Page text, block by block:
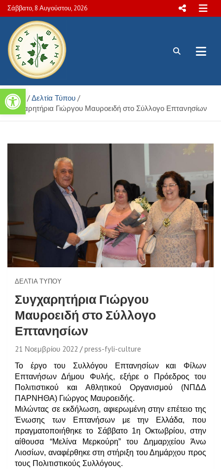
Ανοίξτε τη γραμμή εργαλείων
Skip
to
content
Σάββατο, 8 Αυγούστου, 2026
Πολιτιστικές και Aθλητικές
δραστηριότητες Δήμου Φυλής
Home
Δελτία Τύπου
Συγχαρητήρια Γιώργου Μαυροειδή στο Σύλλογο Επτανησίων
ΔΕΛΤΊΑ ΤΎΠΟΥ
Συγχαρητήρια Γιώργου
Μαυροειδή στο Σύλλογο
Επτανησίων
21 Νοεμβρίου 2022 press-fyli-culture
Το έργο του Συλλόγου Επτανησίων και Φίλων
Επτανήσων Δήμου Φυλής, εξήρε ο Πρόεδρος του
Πολιτιστικού και Αθλητικού Οργανισμού (ΝΠΔΔ
ΠΑΡΝΗΘΑ) Γιώργος Μαυροειδής.
Μιλώντας σε εκδήλωση, αφιερωμένη στην επέτειο της
Ένωσης των Επτανήσων με την Ελλάδα, που
πραγματοποιήθηκε το Σάββατο 1η Οκτωβρίου, στην
αίθουσα “Μελίνα Μερκούρη” του Δημαρχείου Άνω
Λιοσίων, αναφέρθηκε στη στήριξη του Δημάρχου προς
τους Πολιτιστικούς Συλλόγους.